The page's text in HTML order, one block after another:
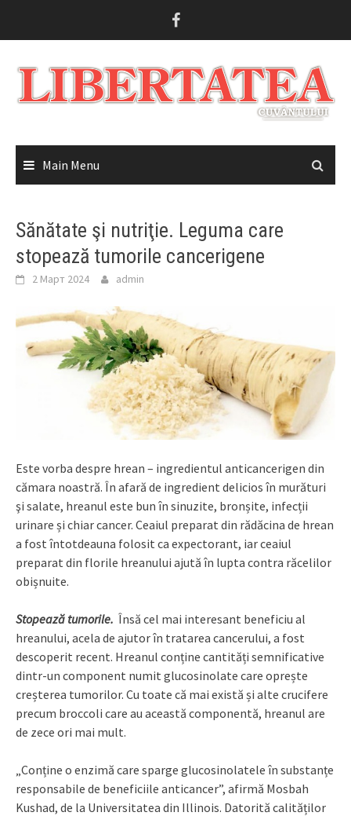
Main Menu
Sănătate şi nutriţie. Leguma care
stopează tumorile cancerigene
2 Март 2024 admin
Este vorba despre hrean – ingredientul anticancerigen din
cămara noastră. În afară de ingredient delicios în murături
şi salate, hreanul este bun în sinuzite, bronșite, infecții
urinare și chiar cancer. Ceaiul preparat din rădăcina de hrean
a fost întotdeauna folosit ca expectorant, iar ceaiul
preparat din florile hreanului ajută în lupta contra răcelilor
obișnuite.
Stopează tumorile. Însă cel mai interesant beneficiu al
hreanului, acela de ajutor în tratarea cancerului, a fost
descoperit recent. Hreanul conține cantități semnificative
dintr-un component numit glucosinolate care oprește
creșterea tumorilor. Cu toate că mai există și alte crucifere
precum broccoli care au această componentă, hreanul are
de zece ori mai mult.
„Conține o enzimă care sparge glucosinolatele în substanțe
responsabile de beneficiile anticancer”, afirmă Mosbah
Kushad, de la Universitatea din Illinois. Datorită calităților